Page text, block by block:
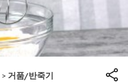
> 거품/반죽기